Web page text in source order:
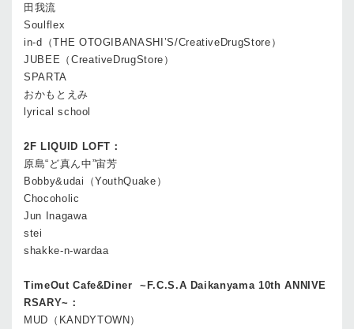
田我流
Soulflex
in-d（THE OTOGIBANASHI’S/CreativeDrugStore）
JUBEE（CreativeDrugStore）
SPARTA
おかもとえみ
lyrical school
2F LIQUID LOFT：
原島“ど真ん中”宙芳
Bobby&udai（YouthQuake）
Chocoholic
Jun Inagawa
stei
shakke-n-wardaa
TimeOut Cafe&Diner ~F.C.S.A Daikanyama 10th ANNIVE
RSARY~：
MUD（KANDYTOWN）